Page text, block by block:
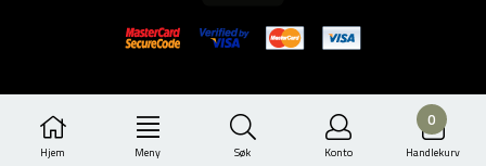
Hjem Meny Søk Konto
0
Handlekurv